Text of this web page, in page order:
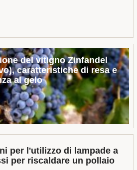
del vitigno Zinfandel
caratteristiche di resa e
al gelo
per l'utilizzo di lampade a
per riscaldare un pollaio